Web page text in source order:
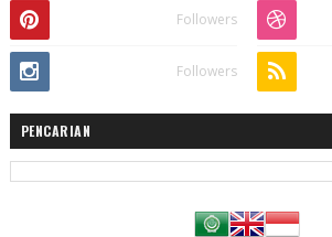
Followers
Followers
PENCARIAN